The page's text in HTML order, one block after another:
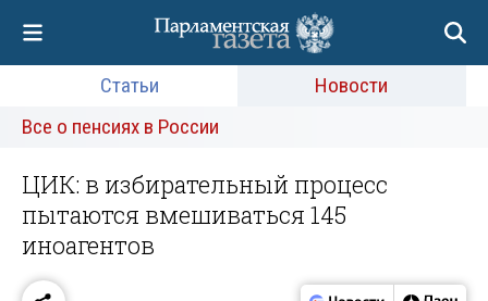
Статьи
Новости
Все о пенсиях в России
ЦИК: в избирательный процесс
пытаются вмешиваться 145
иноагентов